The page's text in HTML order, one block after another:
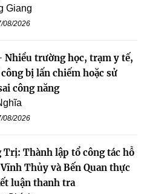
Giang
08/2026
Nhiều trường học, trạm y tế,
bị lấn chiếm hoặc sử
công năng
08/2026
Trị: Thành lập tổ công tác hỗ
Thủy và Bến Quan thực
luận thanh tra